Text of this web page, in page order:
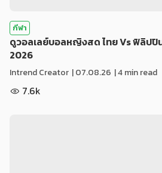
กีฬา
ดูวอลเลย์บอลหญิงสด ไทย Vs ฟิลิปปิ
2026
Intrend Creator |07.08.26 | 4 min read
7.6k